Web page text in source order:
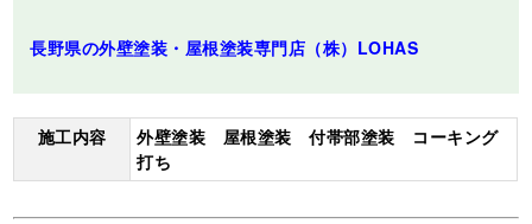
長野県の外壁塗装・屋根塗装専門店（株）LOHAS
施工内容
外壁塗装 屋根塗装 付帯部塗装 コーキング
打ち